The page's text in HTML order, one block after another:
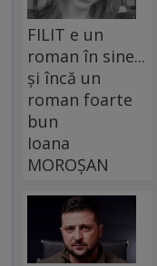
FILIT e un
roman în sine...
și încă un
roman foarte
bun
Ioana
MOROȘAN